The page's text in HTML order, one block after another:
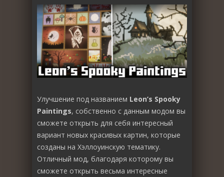
Улучшение под названием Leon’s Spooky
Paintings, собственно с данным модом вы
сможете открыть для себя интересный
вариант новых красивых картин, которые
созданы на Хэллоуинскую тематику.
Отличный мод, благодаря которому вы
сможете открыть весьма интересные